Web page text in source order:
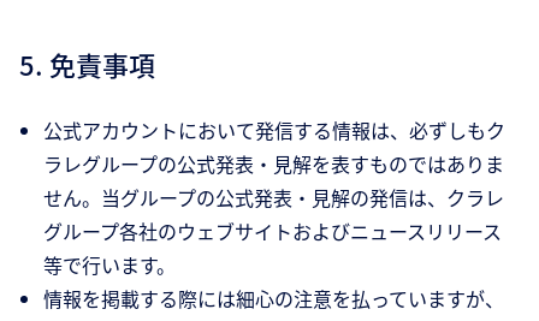
5. 免責事項
公式アカウントにおいて発信する情報は、必ずしもク
ラレグループの公式発表・見解を表すものではありま
せん。当グループの公式発表・見解の発信は、クラレ
グループ各社のウェブサイトおよびニュースリリース
等で行います。
情報を掲載する際には細心の注意を払っていますが、